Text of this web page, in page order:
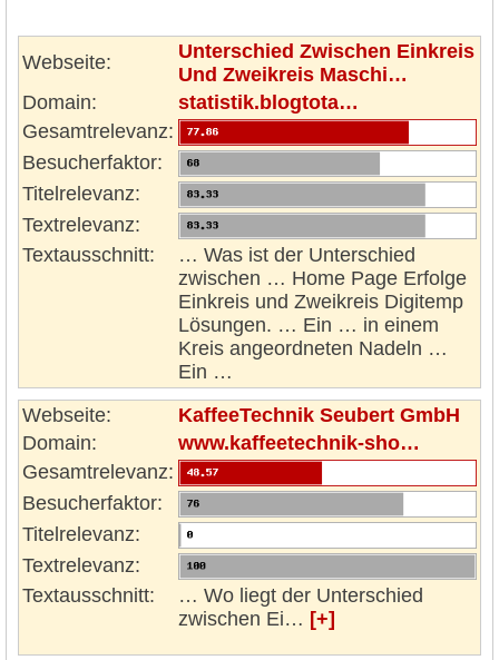
Webseite:
Unterschied Zwischen Einkreis
Und Zweikreis Maschi…
Domain:
statistik.blogtota…
Gesamtrelevanz:
Besucherfaktor:
Titelrelevanz:
Textrelevanz:
Textausschnitt:
… Was ist der Unterschied
zwischen … Home Page Erfolge
Einkreis und Zweikreis Digitemp
Lösungen. … Ein … in einem
Kreis angeordneten Nadeln …
Ein …
Webseite:
KaffeeTechnik Seubert GmbH
Domain:
www.kaffeetechnik-sho…
Gesamtrelevanz:
Besucherfaktor:
Titelrelevanz:
Textrelevanz:
Textausschnitt:
… Wo liegt der Unterschied
zwischen Ei… [+]